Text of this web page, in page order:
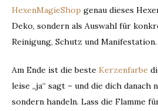
HexenMagieShop genau dieses
Deko, sondern als Auswahl für
Reinigung, Schutz und Manifestation.
Am Ende ist die beste Kerzenfarbe
leise „ja“ sagt – und die dich danach
sondern handeln. Lass die Flamme